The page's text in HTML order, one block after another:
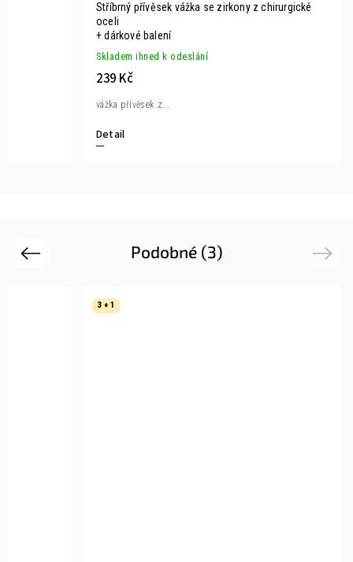
Stříbrný přívěsek vážka se zirkony z chirurgické
oceli
+ dárkové balení
Skladem ihned k odeslání
239 Kč
Detail
vážka přívěsek z...
Podobné (3)
Previous
3 + 1
Next